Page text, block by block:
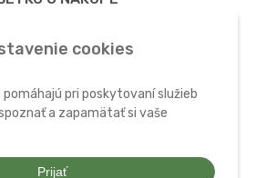
cookies
pri poskytovaní služieb
a zapamätať si vaše
Prijať
osobných údajov